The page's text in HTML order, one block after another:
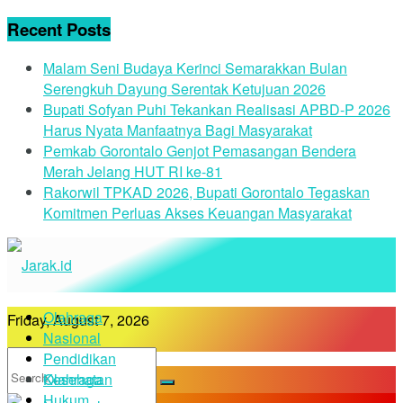
Recent Posts
Malam Seni Budaya Kerinci Semarakkan Bulan
Serengkuh Dayung Serentak Ketujuan 2026
Bupati Sofyan Puhi Tekankan Realisasi APBD-P 2026
Harus Nyata Manfaatnya Bagi Masyarakat
Pemkab Gorontalo Genjot Pemasangan Bendera
Merah Jelang HUT RI ke-81
Rakorwil TPKAD 2026, Bupati Gorontalo Tegaskan
Komitmen Perluas Akses Keuangan Masyarakat
Friday, August 7, 2026
Olahraga
Nasional
Pendidikan
Kesehatan
Olahraga